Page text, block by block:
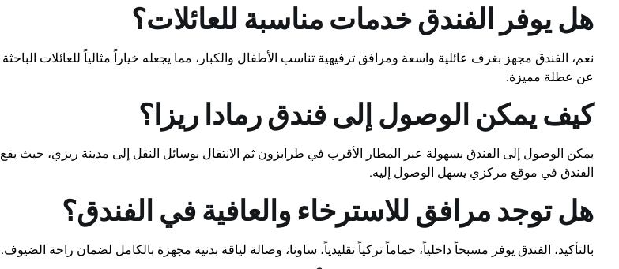
هل يوفر الفندق خدمات مناسبة للعائلات؟
نعم، الفندق مجهز بغرف عائلية واسعة ومرافق ترفيهية تناسب الأطفال والكبار، مما يجعله خياراً مثالياً للعائلات الباحثة
عن عطلة مميزة.
كيف يمكن الوصول إلى فندق رمادا ريزا؟
يمكن الوصول إلى الفندق بسهولة عبر المطار الأقرب في طرابزون ثم الانتقال بوسائل النقل إلى مدينة ريزي، حيث يقع
الفندق في موقع مركزي يسهل الوصول إليه.
هل توجد مرافق للاسترخاء والعافية في الفندق؟
بالتأكيد، الفندق يوفر مسبحاً داخلياً، حماماً تركياً تقليدياً، ساونا، وصالة لياقة بدنية مجهزة بالكامل لضمان راحة الضيوف.